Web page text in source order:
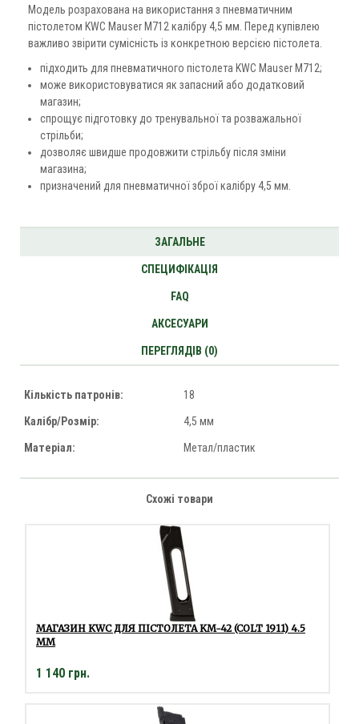
Модель розрахована на використання з пневматичним
пістолетом KWC Mauser M712 калібру 4,5 мм. Перед купівлею
важливо звірити сумісність із конкретною версією пістолета.
підходить для пневматичного пістолета KWC Mauser M712;
може використовуватися як запасний або додатковий
магазин;
спрощує підготовку до тренувальної та розважальної
стрільби;
дозволяє швидше продовжити стрільбу після зміни
магазина;
призначений для пневматичної зброї калібру 4,5 мм.
ЗАГАЛЬНЕ
СПЕЦИФІКАЦІЯ
FAQ
АКСЕСУАРИ
ПЕРЕГЛЯДІВ (0)
Кількість патронів: 18
Калібр/Розмір: 4,5 мм
Матеріал: Метал/пластик
Схожі товари
МАГАЗИН KWC ДЛЯ ПІСТОЛЕТА KM-42 (COLT 1911) 4.5
ММ
1 140 грн.